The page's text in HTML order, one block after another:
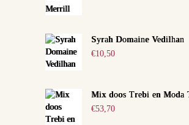
Syrah Domaine Vedilhan
€10,50
Mix doos Trebi en Moda
€53,70